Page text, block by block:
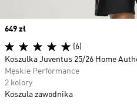
Price
649 zł
(6)
Koszulka Juventus 25/26 Home
Męskie Performance
2 kolory
Koszula zawodnika